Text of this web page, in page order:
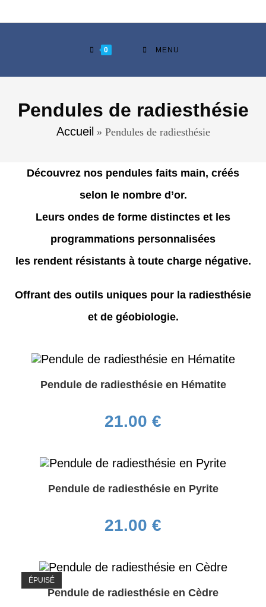
0 MENU
Pendules de radiesthésie
Accueil » Pendules de radiesthésie
Découvrez nos pendules faits main, créés
selon le nombre d’or.
Leurs ondes de forme distinctes et les
programmations personnalisées
les rendent résistants à toute charge négative.
Offrant des outils uniques pour la radiesthésie
et de géobiologie.
Pendule de radiesthésie en Hématite
21.00 €
Pendule de radiesthésie en Pyrite
21.00 €
ÉPUISÉ
Pendule de radiesthésie en Cèdre